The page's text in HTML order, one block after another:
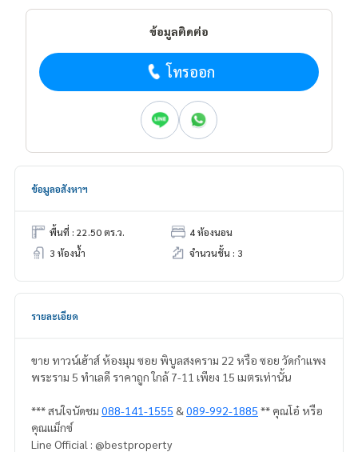
ข้อมูลติดต่อ
โทรออก
ข้อมูลอสังหาฯ
พื้นที่ : 22.50 ตร.ว.
4 ห้องนอน
3 ห้องน้ำ
จำนวนชั้น : 3
รายละเอียด
ขาย ทาวน์เฮ้าส์ ห้องมุม ซอย พิบูลสงคราม 22 หรือ ซอย วัดกำแพง
พระราม 5 ทำเลดี ราคาถูก ใกล้ 7-11 เพียง 15 เมตรเท่านั้น
*** สนใจนัดชม 088-141-1555 &089-992-1885 ** คุณโอ๋ หรือ
คุณแม็กซ์
Line Official : @bestproperty